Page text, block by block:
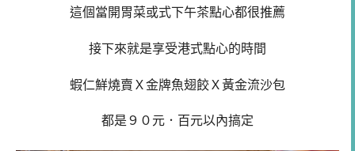
這個當開胃菜或式下午茶點心都很推薦
接下來就是享受港式點心的時間
蝦仁鮮燒賣Ｘ金牌魚翅餃Ｘ黃金流沙包
都是９０元．百元以內搞定